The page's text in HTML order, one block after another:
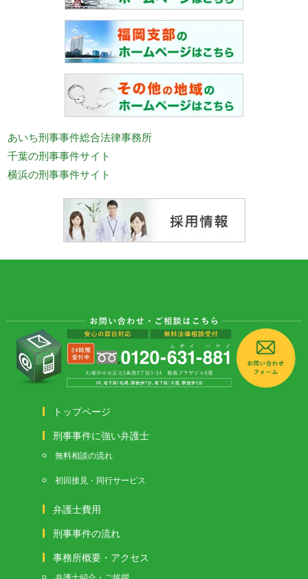
あいち刑事事件総合法律事務所
千葉の刑事事件サイト
横浜の刑事事件サイト
トップページ
刑事事件に強い弁護士
無料相談の流れ
初回接見・同行サービス
弁護士費用
刑事事件の流れ
事務所概要・アクセス
弁護士紹介・ご挨拶